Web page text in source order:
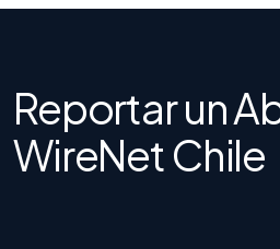
Reportar un
WireNet Chile